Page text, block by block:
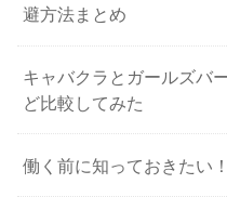
避方法まとめ
キャバクラとガールズバ
ど比較してみた
働く前に知っておきたい